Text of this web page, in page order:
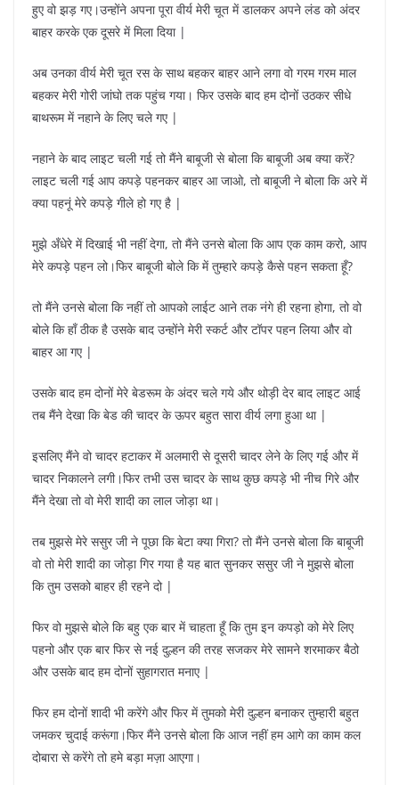
हुए वो झड़ गए।उन्होंने अपना पूरा वीर्य मेरी चूत में डालकर अपने लंड को अंदर
बाहर करके एक दूसरे में मिला दिया |
अब उनका वीर्य मेरी चूत रस के साथ बहकर बाहर आने लगा वो गरम गरम माल
बहकर मेरी गोरी जांघो तक पहुंच गया। फिर उसके बाद हम दोनों उठकर सीधे
बाथरूम में नहाने के लिए चले गए |
नहाने के बाद लाइट चली गई तो मैंने बाबूजी से बोला कि बाबूजी अब क्या करें?
लाइट चली गई आप कपड़े पहनकर बाहर आ जाओ, तो बाबूजी ने बोला कि अरे में
क्या पहनूं मेरे कपड़े गीले हो गए है |
मुझे अँधेरे में दिखाई भी नहीं देगा, तो मैंने उनसे बोला कि आप एक काम करो, आप
मेरे कपड़े पहन लो।फिर बाबूजी बोले कि में तुम्हारे कपड़े कैसे पहन सकता हूँ?
तो मैंने उनसे बोला कि नहीं तो आपको लाईट आने तक नंगे ही रहना होगा, तो वो
बोले कि हाँ ठीक है उसके बाद उन्होंने मेरी स्कर्ट और टॉपर पहन लिया और वो
बाहर आ गए |
उसके बाद हम दोनों मेरे बेडरूम के अंदर चले गये और थोड़ी देर बाद लाइट आई
तब मैंने देखा कि बेड की चादर के ऊपर बहुत सारा वीर्य लगा हुआ था |
इसलिए मैंने वो चादर हटाकर में अलमारी से दूसरी चादर लेने के लिए गई और में
चादर निकालने लगी।फिर तभी उस चादर के साथ कुछ कपड़े भी नीच गिरे और
मैंने देखा तो वो मेरी शादी का लाल जोड़ा था।
तब मुझसे मेरे ससुर जी ने पूछा कि बेटा क्या गिरा? तो मैंने उनसे बोला कि बाबूजी
वो तो मेरी शादी का जोड़ा गिर गया है यह बात सुनकर ससुर जी ने मुझसे बोला
कि तुम उसको बाहर ही रहने दो |
फिर वो मुझसे बोले कि बहु एक बार में चाहता हूँ कि तुम इन कपड़ो को मेरे लिए
पहनो और एक बार फिर से नई दुल्हन की तरह सजकर मेरे सामने शरमाकर बैठो
और उसके बाद हम दोनों सुहागरात मनाए |
फिर हम दोनों शादी भी करेंगे और फिर में तुमको मेरी दुल्हन बनाकर तुम्हारी बहुत
जमकर चुदाई करूंगा।फिर मैंने उनसे बोला कि आज नहीं हम आगे का काम कल
दोबारा से करेंगे तो हमे बड़ा मज़ा आएगा।